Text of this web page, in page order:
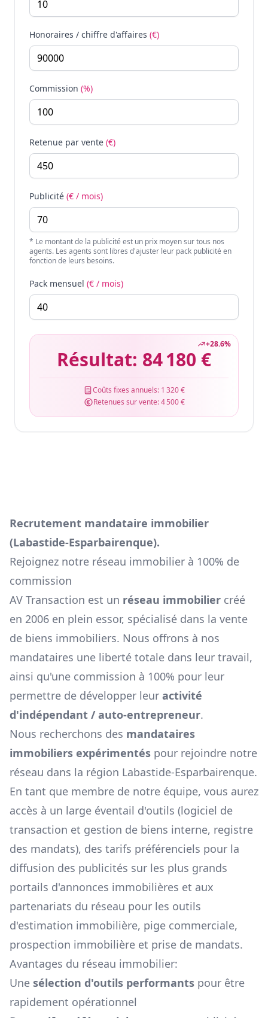
Honoraires / chiffre d'affaires (€)
Commission (%)
Retenue par vente (€)
Publicité (€ / mois)
* Le montant de la publicité est un prix moyen sur tous nos
agents. Les agents sont libres d'ajuster leur pack publicité en
fonction de leurs besoins.
Pack mensuel (€ / mois)
+28.6%
Résultat: 84 180 €
Coûts fixes annuels: 1 320 €
Retenues sur vente:4 500 €
Recrutement mandataire immobilier
(Labastide-Esparbairenque).
Rejoignez notre réseau immobilier à 100% de
commission
AV Transaction est un réseau immobilier créé
en 2006 en plein essor, spécialisé dans la vente
de biens immobiliers. Nous offrons à nos
mandataires une liberté totale dans leur travail,
ainsi qu'une commission à 100% pour leur
permettre de développer leur activité
d'indépendant / auto-entrepreneur.
Nous recherchons des mandataires
immobiliers expérimentés pour rejoindre notre
réseau dans la région Labastide-Esparbairenque.
En tant que membre de notre équipe, vous aurez
accès à un large éventail d'outils (logiciel de
transaction et gestion de biens interne, registre
des mandats), des tarifs préférenciels pour la
diffusion des publicités sur les plus grands
portails d'annonces immobilières et aux
partenariats du réseau pour les outils
d'estimation immobilière, pige commerciale,
prospection immobilière et prise de mandats.
Avantages du réseau immobilier:
Une sélection d'outils performants pour être
rapidement opérationnel